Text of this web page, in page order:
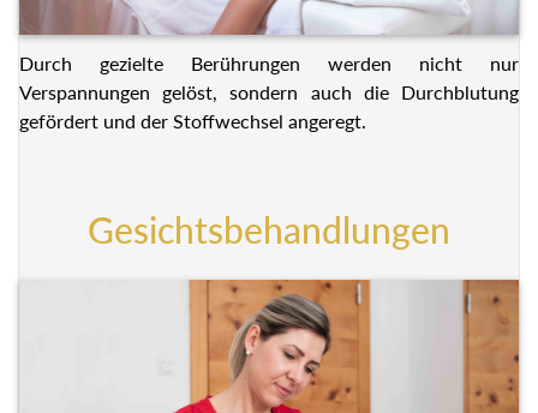
Durch gezielte Berührungen werden nicht nur
Verspannungen gelöst, sondern auch die Durchblutung
gefördert und der Stoffwechsel angeregt.
Gesichtsbehandlungen